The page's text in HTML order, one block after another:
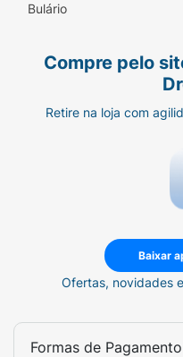
Bulário
Compre pelo
Retire na loja com
Baixar
Ofertas, novidades
Formas de Pagamento